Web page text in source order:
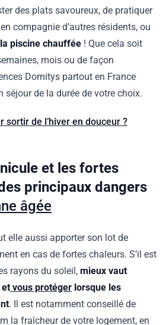
des plats savoureux, de pratiquer
compagnie d’autres résidents, ou
piscine chauffée ! Que cela soit
mois ou de façon
Domitys partout en France
séjour de la durée de votre choix.
sortir de l’hiver en douceur ?
et les fortes
principaux dangers
âgée
elle aussi apporter son lot de
en cas de fortes chaleurs. S’il est
rayons du soleil, mieux vaut
et vous protéger lorsque les
. Il est notamment conseillé de
la fraîcheur de votre logement, en